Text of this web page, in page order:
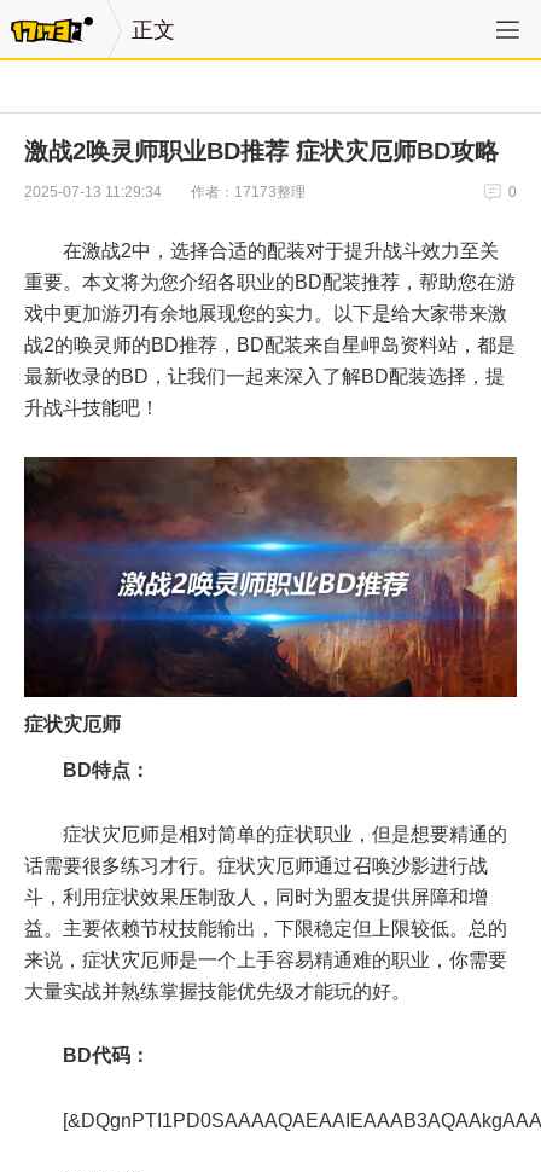
正文
激战2唤灵师职业BD推荐 症状灾厄师BD攻略
2025-07-13 11:29:34 作者：17173整理 0
在激战2中，选择合适的配装对于提升战斗效力至关
重要。本文将为您介绍各职业的BD配装推荐，帮助您在游
戏中更加游刃有余地展现您的实力。以下是给大家带来激
战2的唤灵师的BD推荐，BD配装来自星岬岛资料站，都是
最新收录的BD，让我们一起来深入了解BD配装选择，提
升战斗技能吧！
症状灾厄师
BD特点：
症状灾厄师是相对简单的症状职业，但是想要精通的
话需要很多练习才行。症状灾厄师通过召唤沙影进行战
斗，利用症状效果压制敌人，同时为盟友提供屏障和增
益。主要依赖节杖技能输出，下限稳定但上限较低。 总的
来说， 症状灾厄师是一个上手容易精通难的职业，你需要
大量实战并熟练掌握技能优先级才能玩的好。
BD代码：